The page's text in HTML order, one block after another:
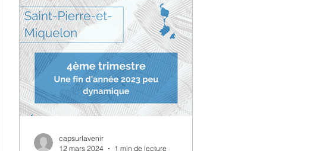
capsurlavenir
12 mars 2024
1 min de lecture